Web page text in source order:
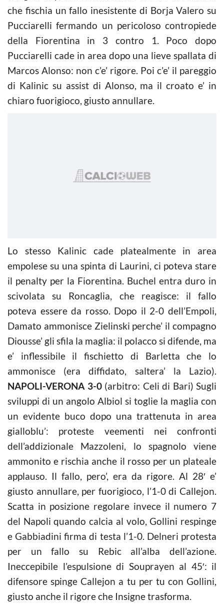
che fischia un fallo inesistente di Borja Valero su
Pucciarelli fermando un pericoloso contropiede
della Fiorentina in 3 contro 1. Poco dopo
Pucciarelli cade in area dopo una lieve spallata di
Marcos Alonso: non c’e’ rigore. Poi c’e’ il pareggio
di Kalinic su assist di Alonso, ma il croato e’ in
chiaro fuorigioco, giusto annullare.
Lo stesso Kalinic cade platealmente in area
empolese su una spinta di Laurini, ci poteva stare
il penalty per la Fiorentina. Buchel entra duro in
scivolata su Roncaglia, che reagisce: il fallo
poteva essere da rosso. Dopo il 2-0 dell’Empoli,
Damato ammonisce Zielinski perche’ il compagno
Diousse’ gli sfila la maglia: il polacco si difende, ma
e’ inflessibile il fischietto di Barletta che lo
ammonisce (era diffidato, saltera’ la Lazio).
NAPOLI-VERONA 3-0(arbitro: Celi di Bari) Sugli
sviluppi di un angolo Albiol si toglie la maglia con
un evidente buco dopo una trattenuta in area
gialloblu’: proteste veementi nei confronti
dell’addizionale Mazzoleni, lo spagnolo viene
ammonito e rischia anche il rosso per un plateale
applauso. Il fallo, pero’, era da rigore. Al 28′ e’
giusto annullare, per fuorigioco, l’1-0 di Callejon.
Scatta in posizione regolare invece il numero 7
del Napoli quando calcia al volo, Gollini respinge
e Gabbiadini firma di testa l’1-0. Delneri protesta
per un fallo su Rebic all’alba dell’azione.
Ineccepibile l’espulsione di Souprayen al 45′: il
difensore spinge Callejon a tu per tu con Gollini,
giusto anche il rigore che Insigne trasforma.